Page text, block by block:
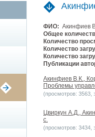
ФИО: Акинфиев
Общее
Количество
Количество
Количество
Публикации
Акинфиев В.К.,
Проблемы
(просмотров: 3563,
Цвиркун А.Д.,
с.
(просмотров: 3434,